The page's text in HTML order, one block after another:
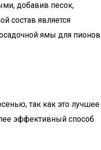
добавив песок,
состав является
ямы для пионов
так как это лучшее
эффективный способ